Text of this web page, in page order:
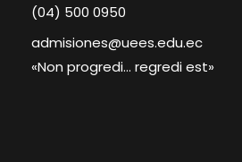
(04) 500 0950
admisiones@uees.edu.ec
«Non progredi… regredi est»